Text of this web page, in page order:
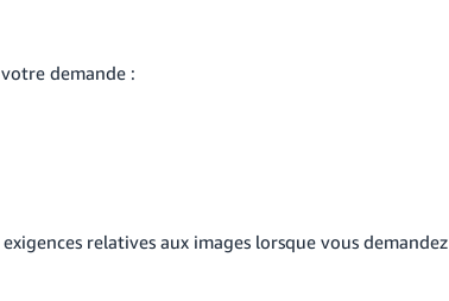
demande :
relatives aux images lorsque vous demandez